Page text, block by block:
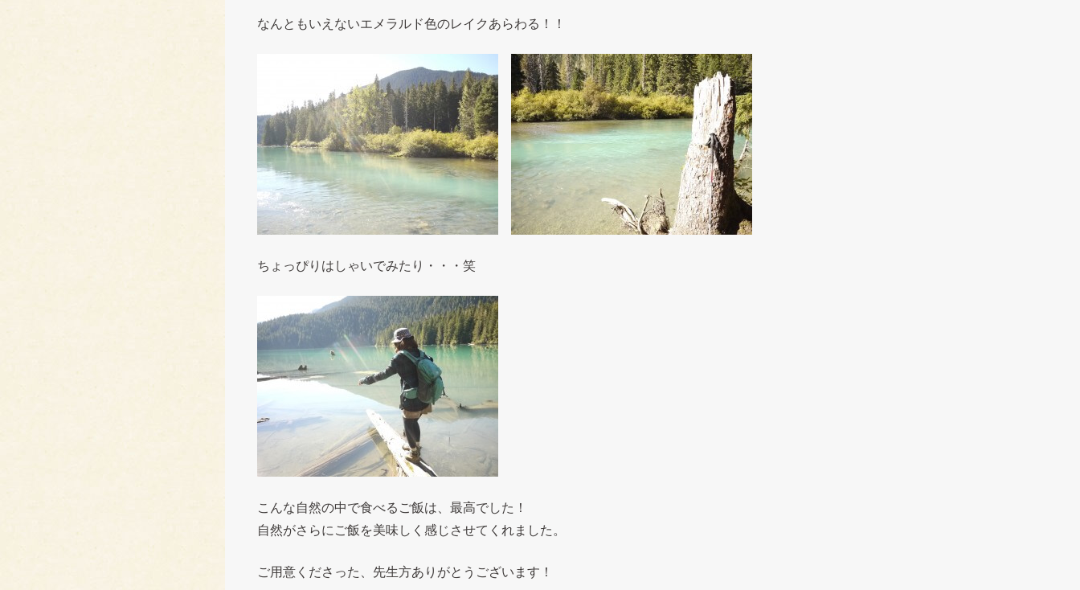
なんともいえないエメラルド色のレイクあらわる！！
ちょっぴりはしゃいでみたり・・・笑
こんな自然の中で食べるご飯は、最高でした！
自然がさらにご飯を美味しく感じさせてくれました。
ご用意くださった、先生方ありがとうございます！